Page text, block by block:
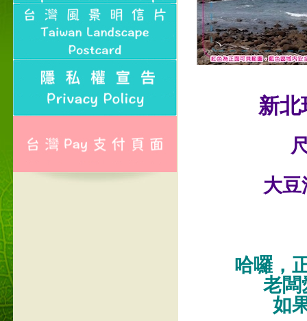
新北
大
哈囉，
老闆
如